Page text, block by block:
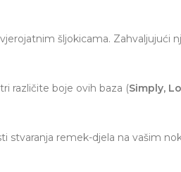
šljokicama. Zahvaljujući
različite boje ovih baza (Simply,
remek-djela na vašim